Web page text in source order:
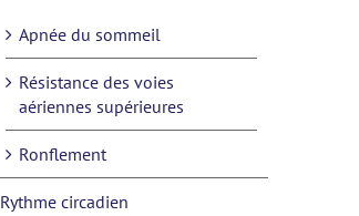
Apnée du sommeil
Résistance des voies
aériennes supérieures
Ronflement
Rythme circadien